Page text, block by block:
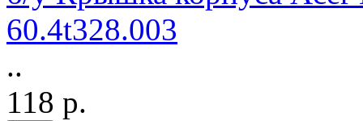
60.4t328.003
..
118 р.